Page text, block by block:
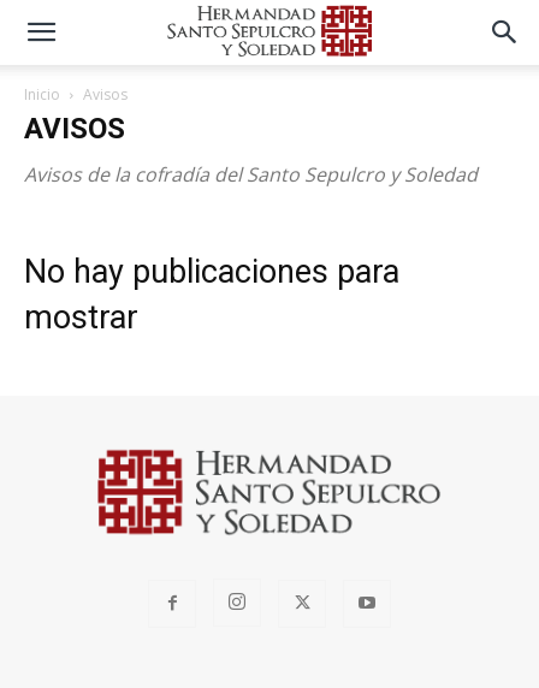
Inicio Avisos
AVISOS
Avisos de la cofradía del Santo Sepulcro y Soledad
No hay publicaciones para
mostrar